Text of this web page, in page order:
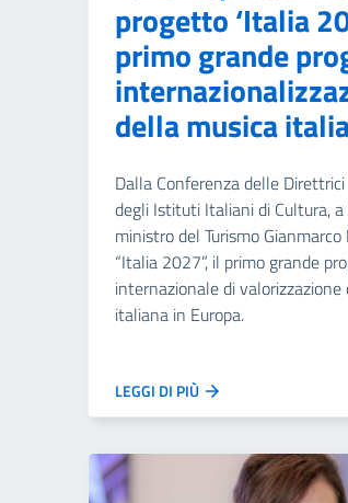
progetto ‘Italia
primo grande
della musica
Dalla Conferenza delle
degli Istituti Italiani di Cultura, a
ministro del Turismo
“Italia 2027”, il primo grande
internazionale di valorizzazione
italiana in Europa.
LEGGI DI PIÙ